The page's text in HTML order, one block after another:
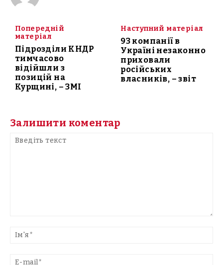
Попередній
матеріал
Підрозділи КНДР
тимчасово
відійшли з
позицій на
Курщині, – ЗМІ
Наступний матеріал
93 компанії в
Україні незаконно
приховали
російських
власників, – звіт
Залишити коментар
текст